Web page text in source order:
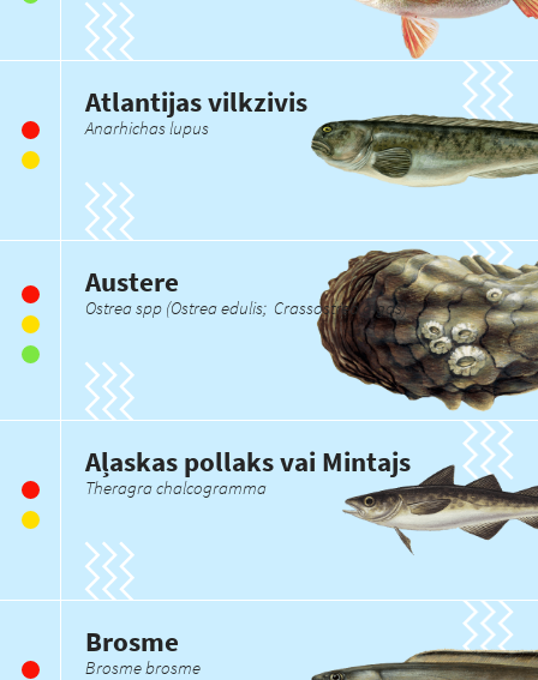
Atlantijas vilkzivis
Anarhichas lupus
Austere
Ostrea spp (Ostrea edulis; Crassostrea gigas)
Aļaskas pollaks vai Mintajs
Theragra chalcogramma
Brosme
Brosme brosme